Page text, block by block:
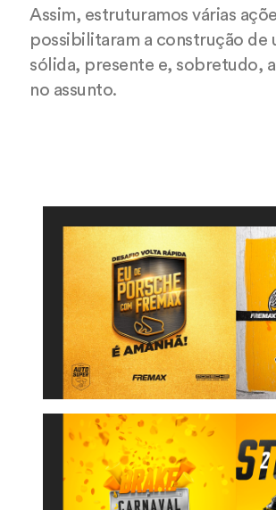
Assim, estruturamos várias
possibilitaram a construção de
sólida, presente e, sobretudo,
no assunto.